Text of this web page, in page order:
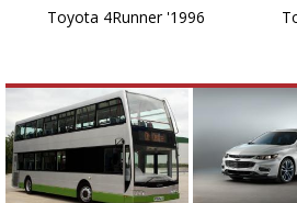
Toyota 4Runner '1996